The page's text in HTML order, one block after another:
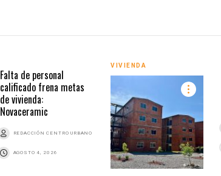
Falta de personal
calificado frena metas
de vivienda:
Novaceramic
REDACCIÓN CENTRO URBANO
AGOSTO 4, 2026
VIVIENDA